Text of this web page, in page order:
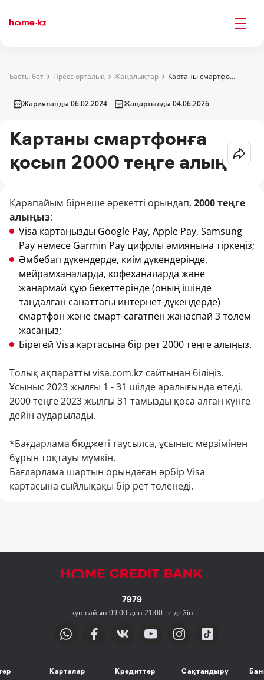
Басты бет Пресс орталық Жаңалықтар Картаны смартфонға қосып 2000 теңге алыңыз
Жарияланды 06.02.2024 Жаңартылды 04.06.2026
Картаны смартфонға
қосып 2000 теңге алыңыз
Қарапайым бірнеше әрекетті орындап, 2000 теңге
алыңыз:
Visa картаңызды Google Pay, Apple Pay, Samsung
Pay немесе Garmin Pay цифрлы әмиянына тіркеңіз;
Әмбебап дүкендерде, киім дүкендерінде,
мейрамханаларда, кофеханаларда және
жанармай құю бекеттерінде (оның ішінде
таңдалған санаттағы интернет-дүкендерде)
смартфон және смарт-сағатпен жанаспай 3 төлем
жасаңыз;
Бірегей Visa картасына бір рет 2000 теңге алыңыз.
Толық ақпаратты visa.com.kz сайтынан біліңіз.
Ұсыныс 2023 жылғы 1 - 31 шілде аралығында өтеді.
2000 теңге 2023 жылғы 31 тамызды қоса алған күнге
дейін аударылады.
*Бағдарлама бюджеті таусылса, ұсыныс мерзімінен
бұрын тоқтауы мүмкін.
Бағларлама шартын орындаған әрбір Visa
картасына сыйлықақы бір рет төленеді.
7979
күн сайын 09:00-ден 21:00-ге дейін
Карталар Кредиттер
Сақтандыру